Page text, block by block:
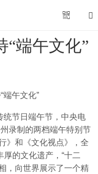
“端午文化”
节日端午节，中央电
录制的两档端午特别节
》和《文化视点》，全
的文化遗产，“十二
，向世界展示了一个精